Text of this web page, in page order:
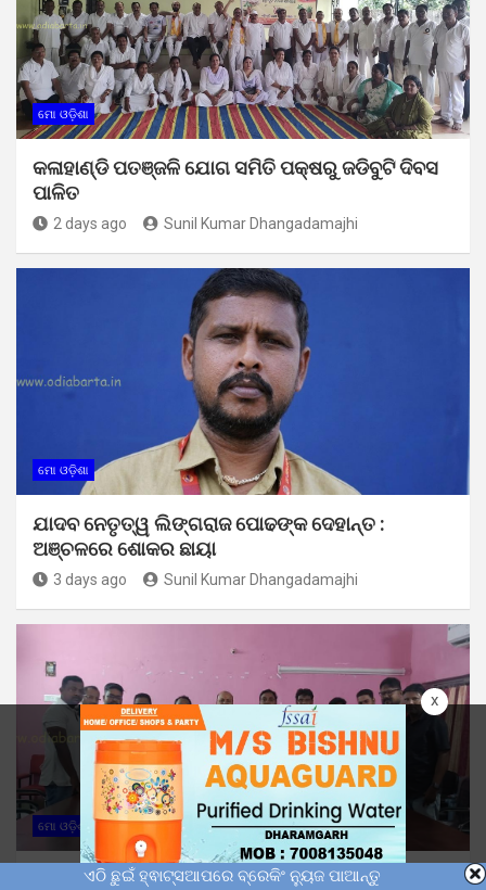
x
ମୋ ଓଡ଼ିଶା
କଳାହାଣ୍ଡି ପତଞ୍ଜଳି ଯୋଗ ସମିତି ପକ୍ଷରୁ ଜଡିବୁଟି ଦିବସ
ପାଳିତ
2 days ago Sunil Kumar Dhangadamajhi
ମୋ ଓଡ଼ିଶା
ଯାଦବ ନେତୃତ୍ୱ ଲିଙ୍ଗରାଜ ପୋଢଙ୍କ ଦେହାନ୍ତ :
ଅଞ୍ଚଳରେ ଶୋକର ଛାୟା
3 days ago Sunil Kumar Dhangadamajhi
ମୋ ଓଡ଼ିଶା
ମିଡିଆ କ୍ଲବ୍ ପକ୍ଷରୁ ଓଡ଼ିଆ ସାମ୍ବାଦିକ ଦିବସ ପାଳିତ
ଏଠି ଛୁଇଁ ହ୍ଵାଟ୍ସଆପରେ ବ୍ରେକିଂ ନ୍ୟୁଜ ପାଆନ୍ତୁ